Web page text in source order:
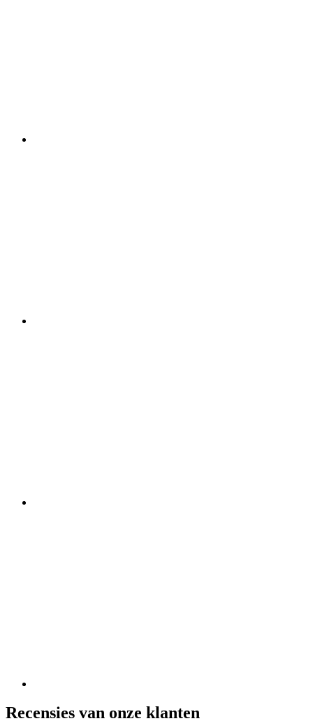
Recensies van onze klanten